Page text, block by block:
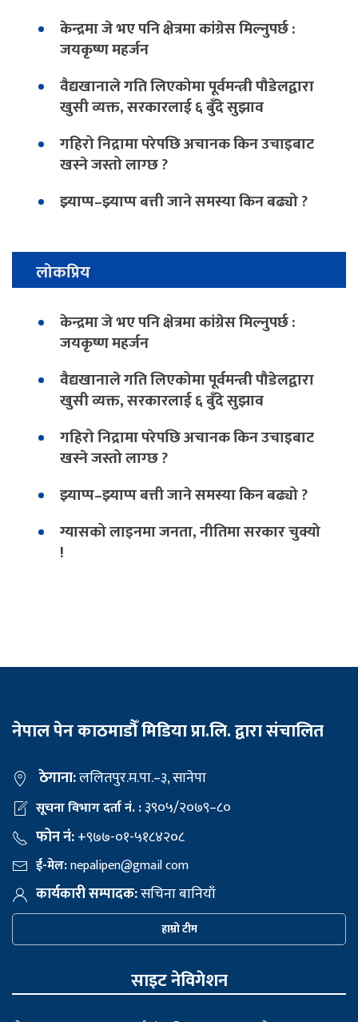
केन्द्रमा जे भए पनि क्षेत्रमा कांग्रेस मिल्नुपर्छ :
जयकृष्ण महर्जन
वैद्यखानाले गति लिएकोमा पूर्वमन्त्री पौडेलद्वारा
खुसी व्यक्त, सरकारलाई ६ बुँदे सुझाव
गहिरो निद्रामा परेपछि अचानक किन उचाइबाट
खस्ने जस्तो लाग्छ ?
झ्याप्प–झ्याप्प बत्ती जाने समस्या किन बढ्यो ?
लोकप्रिय
केन्द्रमा जे भए पनि क्षेत्रमा कांग्रेस मिल्नुपर्छ :
जयकृष्ण महर्जन
वैद्यखानाले गति लिएकोमा पूर्वमन्त्री पौडेलद्वारा
खुसी व्यक्त, सरकारलाई ६ बुँदे सुझाव
गहिरो निद्रामा परेपछि अचानक किन उचाइबाट
खस्ने जस्तो लाग्छ ?
झ्याप्प–झ्याप्प बत्ती जाने समस्या किन बढ्यो ?
ग्यासको लाइनमा जनता, नीतिमा सरकार चुक्यो
!
नेपाल पेन काठमाडौँ मिडिया प्रा.लि. द्वारा संचालित
ठेगाना:ललितपुर.म.पा.–३, सानेपा
सूचना विभाग दर्ता नं. :३९०५/२०७९–८०
फोन नं:+९७७-०१-५१८४२०८
ई-मेल:nepalipen@gmail com
कार्यकारी सम्पादक:सचिना बानियाँ
हाम्रो टीम
साइट नेविगेशन